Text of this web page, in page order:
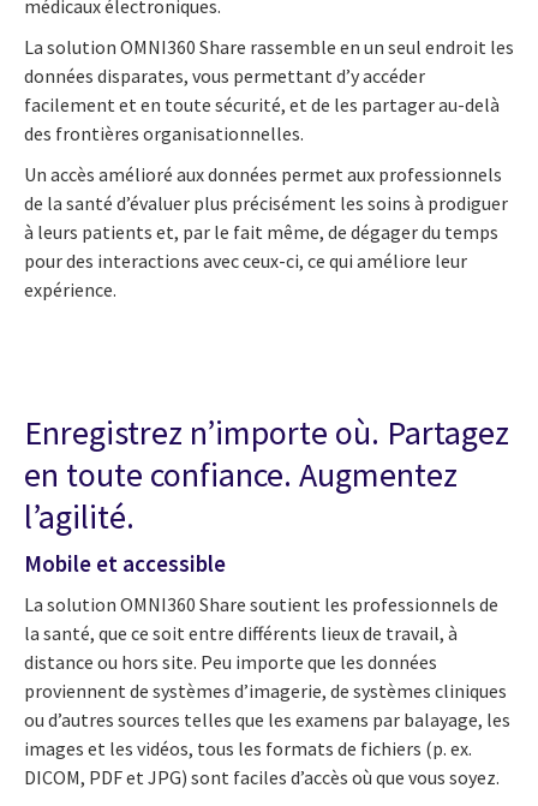
médicaux électroniques.
La solution OMNI360 Share rassemble en un seul endroit les
données disparates, vous permettant d’y accéder
facilement et en toute sécurité, et de les partager au-delà
des frontières organisationnelles.
Un accès amélioré aux données permet aux professionnels
de la santé d’évaluer plus précisément les soins à prodiguer
à leurs patients et, par le fait même, de dégager du temps
pour des interactions avec ceux-ci, ce qui améliore leur
expérience.
Enregistrez n’importe où. Partagez
en toute confiance. Augmentez
l’agilité.
Mobile et accessible
La solution OMNI360 Share soutient les professionnels de
la santé, que ce soit entre différents lieux de travail, à
distance ou hors site. Peu importe que les données
proviennent de systèmes d’imagerie, de systèmes cliniques
ou d’autres sources telles que les examens par balayage, les
images et les vidéos, tous les formats de fichiers (p. ex.
DICOM, PDF et JPG) sont faciles d’accès où que vous soyez.